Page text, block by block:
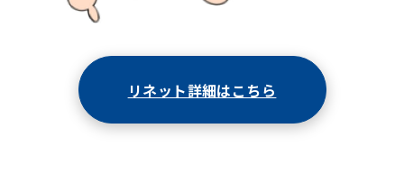
リネット詳細はこちら